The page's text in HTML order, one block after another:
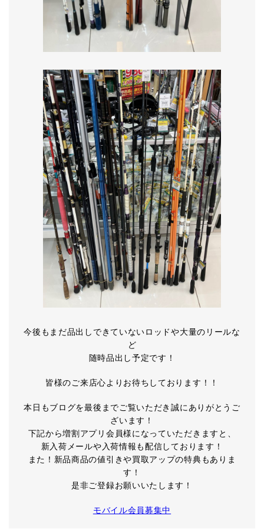
今後もまだ品出しできていないロッドや大量のリールな
ど
随時品出し予定です！
皆様のご来店心よりお待ちしております！！
本日もブログを最後までご覧いただき誠にありがとうご
ざいます！
下記から増割アプリ会員様になっていただきますと、
新入荷メールや入荷情報も配信しております！
また！新品商品の値引きや買取アップの特典もありま
す！
是非ご登録お願いいたします！
モバイル会員募集中